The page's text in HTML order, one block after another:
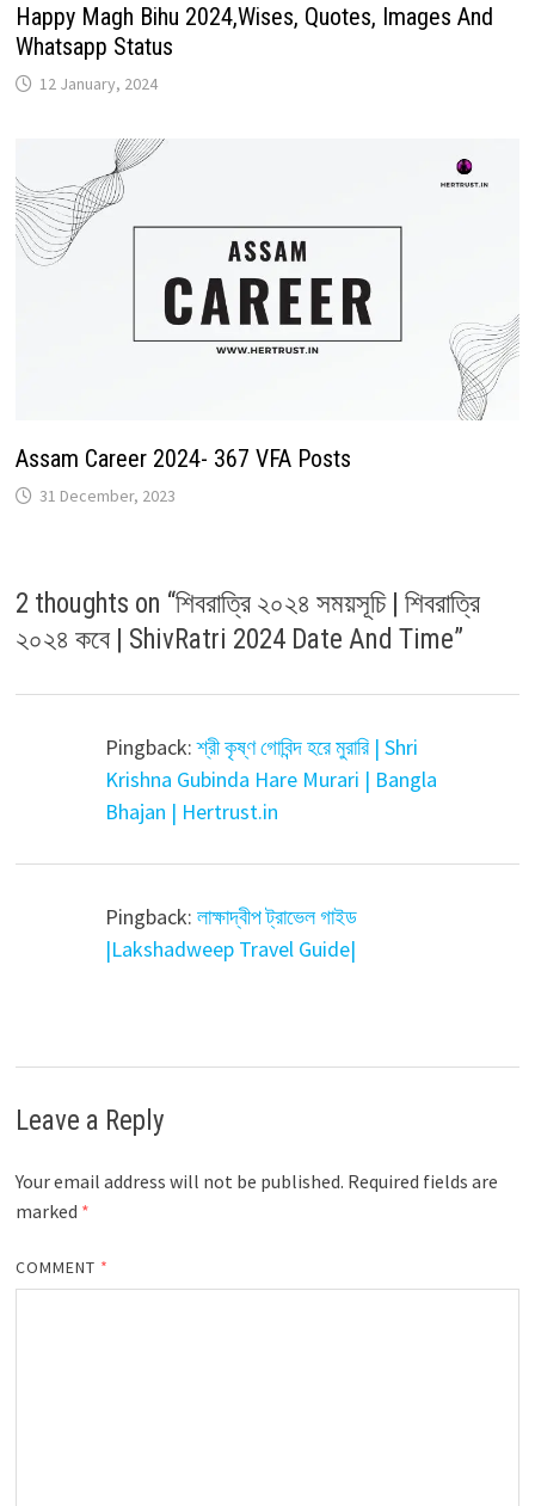
Happy Magh Bihu 2024,Wises, Quotes, Images And
Whatsapp Status
12 January, 2024
Assam Career 2024- 367 VFA Posts
31 December, 2023
2 thoughts on “শিবরাত্রি ২০২৪ সময়সূচি | শিবরাত্রি
২০২৪ কবে | ShivRatri 2024 Date And Time”
Pingback:শ্রী কৃষ্ণ গোবিন্দ হরে মুরারি | Shri
Krishna Gubinda Hare Murari | Bangla
Bhajan | Hertrust.in
Pingback: লাক্ষাদ্বীপ ট্রাভেল গাইড
|Lakshadweep Travel Guide|
Leave a Reply
Your email address will not be published. Required fields are
marked *
COMMENT *